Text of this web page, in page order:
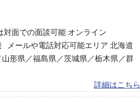
面での面談可能 オンライン
メールや電話対応可能エリア 北海道
形県／福島県／茨城県／栃木県／群
詳細はこちら